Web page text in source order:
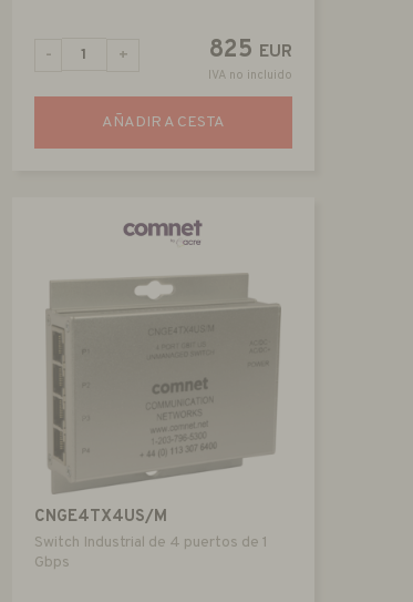
825 EUR
IVA no incluido
- +
AÑADIR A CESTA
CNGE4TX4US/M
Switch Industrial de 4 puertos de 1
Gbps